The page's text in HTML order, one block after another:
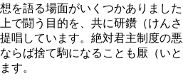
想を語る場面がいくつかありまし
上で闘う目的を、共に研鑽（けん
提唱しています。絶対君主制度の
ならば捨て駒になることも厭（い
ます。